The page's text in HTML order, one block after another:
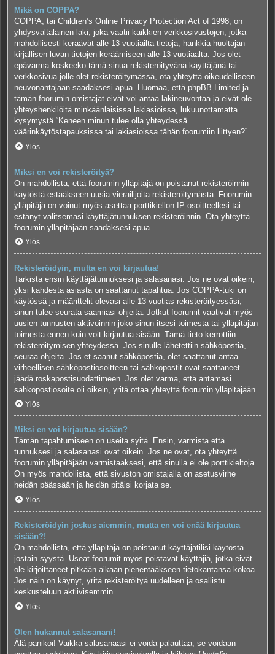
Mikä on COPPA?
COPPA, tai Children’s Online Privacy Protection Act of 1998, on
yhdysvaltalainen laki, joka vaatii kaikkien verkkosivustojen, jotka
mahdollisesti keräävät alle 13-vuotiailta tietoja, hankkia huoltajan
kirjallisen luvan tietojen keräämiseen alle 13-vuotiaalta. Jos olet
epävarma koskeeko tämä sinua rekisteröityvänä käyttäjänä tai
verkkosivua jolle olet rekisteröitymässä, ota yhteyttä oikeudelliseen
neuvonantajaan saadaksesi apua. Huomaa, että phpBB Limited ja
tämän foorumin omistajat eivät voi antaa lakineuvontaa ja eivät ole
yhteyshenkilöitä minkäänlaisissa lakiasioissa, lukuunottamatta
kysymystä “Keneen minun tulee olla yhteydessä
väärinkäytöstapauksissa tai lakiasioissa tähän foorumiin liittyen?”.
Ylös
Miksi en voi rekisteröityä?
On mahdollista, että foorumin ylläpitäjä on poistanut rekisteröinnin
käytöstä estääkseen uusia vierailijoita rekisteröitymästä. Foorumin
ylläpitäjä on voinut myös asettaa porttikiellon IP-osoitteellesi tai
estänyt valitsemasi käyttäjätunnuksen rekisteröinnin. Ota yhteyttä
foorumin ylläpitäjään saadaksesi apua.
Ylös
Rekisteröidyin, mutta en voi kirjautua!
Tarkista ensin käyttäjätunnuksesi ja salasanasi. Jos ne ovat oikein,
yksi kahdesta asiasta on saattanut tapahtua. Jos COPPA-tuki on
käytössä ja määrittelit olevasi alle 13-vuotias rekisteröityessäsi,
sinun tulee seurata saamiasi ohjeita. Jotkut foorumit vaativat myös
uusien tunnusten aktivoinnin joko sinun itsesi toimesta tai ylläpitäjän
toimesta ennen kuin voit kirjautua sisään. Tämä tieto kerrottiin
rekisteröitymisen yhteydessä. Jos sinulle lähetettiin sähköpostia,
seuraa ohjeita. Jos et saanut sähköpostia, olet saattanut antaa
virheellisen sähköpostiosoitteen tai sähköpostit ovat saattaneet
jäädä roskapostisuodattimeen. Jos olet varma, että antamasi
sähköpostiosoite oli oikein, yritä ottaa yhteyttä foorumin ylläpitäjään.
Ylös
Miksi en voi kirjautua sisään?
Tämän tapahtumiseen on useita syitä. Ensin, varmista että
tunnuksesi ja salasanasi ovat oikein. Jos ne ovat, ota yhteyttä
foorumin ylläpitäjään varmistaaksesi, että sinulla ei ole porttikieltoja.
On myös mahdollista, että sivuston omistajalla on asetusvirhe
heidän päässään ja heidän pitäisi korjata se.
Ylös
Rekisteröidyin joskus aiemmin, mutta en voi enää kirjautua
sisään?!
On mahdollista, että ylläpitäjä on poistanut käyttäjätilisi käytöstä
jostain syystä. Useat foorumit myös poistavat käyttäjiä, jotka eivät
ole kirjoittaneet pitkään aikaan pienentääkseen tietokantansa kokoa.
Jos näin on käynyt, yritä rekisteröityä uudelleen ja osallistu
keskusteluun aktiivisemmin.
Ylös
Olen hukannut salasanani!
Älä panikoi! Vaikka salasanaasi ei voida palauttaa, se voidaan